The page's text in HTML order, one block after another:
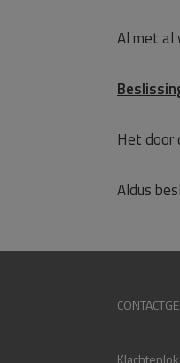
Al met al
Het door
Aldus